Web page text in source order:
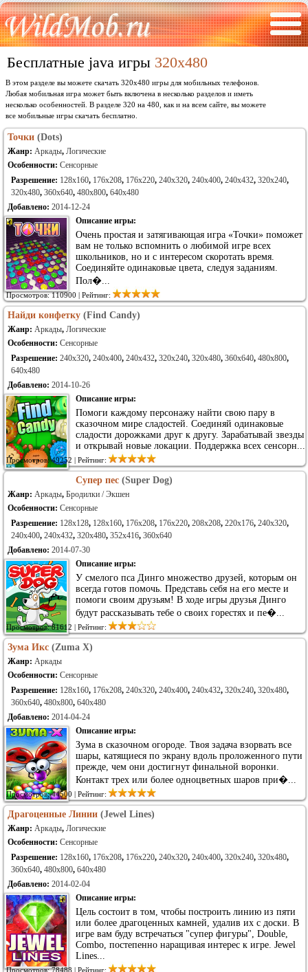
Бесплатные java игры 320x480
В этом разделе вы можете скачать 320x480 игры для мобильных телефонов.
Любая мобильная игра может быть включена в несколько разделов и иметь
несколько особенностей. В разделе 320 на 480, как и на всем сайте, вы можете
все мобильные игры скачать бесплатно.
Точки (Dots)
Жанр: Аркады, Логические
Особенности: Сенсорные
Разрешение: 128x160, 176x208, 176x220, 240x320, 240x400, 240x432, 320x240,
320x480, 360x640, 480x800, 640x480
Добавлено: 2014-12-24
Описание игры:
Очень простая и затягивающая игра «Точки» поможет
вам не только вспомнить о любимой игре всех
школьников, но и с интересом скоротать время.
Соединяйте одинаковые цвета, следуя заданиям.
Пол�...
Просмотров: 110900 | Рейтинг:
Найди конфетку (Find Candy)
Жанр: Аркады, Логические
Особенности: Сенсорные
Разрешение: 240x320, 240x400, 240x432, 320x240, 320x480, 360x640, 480x800,
640x480
Добавлено: 2014-10-26
Описание игры:
Помоги каждому персонажу найти свою пару в
сказочном мире сладостей. Соединяй одинаковые
сладости дорожками друг к другу. Зарабатывай звезды
и открывай новые локации. Поддержка всех сенсорн...
Просмотров: 49252 | Рейтинг:
Супер пес (Super Dog)
Жанр: Аркады, Бродилки / Экшен
Особенности: Сенсорные
Разрешение: 128x128, 128x160, 176x208, 176x220, 208x208, 220x176, 240x320,
240x400, 240x432, 320x480, 352x416, 360x640
Добавлено: 2014-07-30
Описание игры:
У смелого пса Динго множество друзей, которым он
всегда готов помочь. Представь себя на его месте и
помоги своим друзьям! В ходе игры друзья Динго
будут рассказывать тебе о своих горестях и пе�...
Просмотров: 81612 | Рейтинг:
Зума Икс (Zuma X)
Жанр: Аркады
Особенности: Сенсорные
Разрешение: 128x160, 176x208, 240x320, 240x400, 240x432, 320x240, 320x480,
360x640, 480x800, 640x480
Добавлено: 2014-04-24
Описание игры:
Зума в сказочном огороде. Твоя задача взорвать все
шары, катящиеся по экрану вдоль проложенного пути
прежде, чем они достигнут финальной воронки.
Контакт трех или более одноцветных шаров при�...
Просмотров: 44500 | Рейтинг:
Драгоценные Линии (Jewel Lines)
Жанр: Аркады, Логические
Особенности: Сенсорные
Разрешение: 128x160, 176x208, 176x220, 240x320, 240x400, 320x240, 320x480,
360x640, 480x800, 640x480
Добавлено: 2014-02-04
Описание игры:
Цель состоит в том, чтобы построить линию из пяти
или более драгоценных камней, удалив их с доски. В
игре вам буду встречаться "супер фигуры", Double,
Combo, постепенно наращивая интерес к игре. Jewel
Lines...
Просмотров: 78488 | Рейтинг: